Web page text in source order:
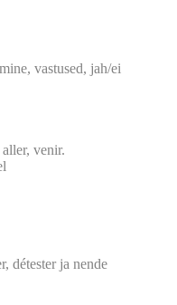
vastused, jah/ei
aller, venir.
détester ja nende